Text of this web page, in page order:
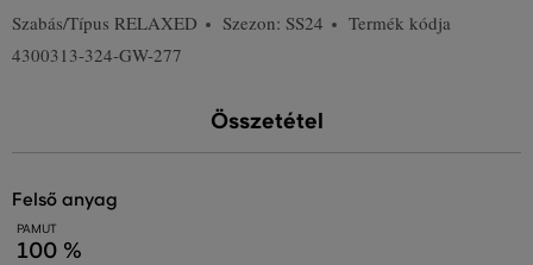
Szabás/Típus RELAXED Szezon: SS24
Termék kódja
4300313-324-GW-277
Összetétel
felső anyag
PAMUT
100 %